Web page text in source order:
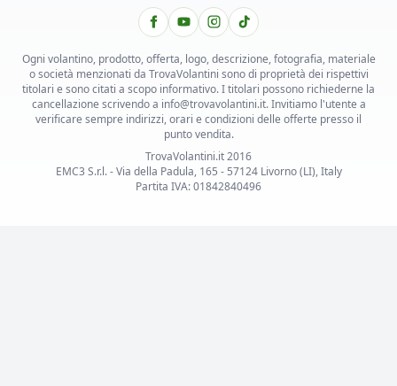
Ogni volantino, prodotto, offerta, logo, descrizione, fotografia, materiale
o società menzionati da TrovaVolantini sono di proprietà dei rispettivi
titolari e sono citati a scopo informativo. I titolari possono richiederne la
cancellazione scrivendo a info@trovavolantini.it. Invitiamo l'utente a
verificare sempre indirizzi, orari e condizioni delle offerte presso il
punto vendita.
TrovaVolantini.it 2016
EMC3 S.r.l. - Via della Padula, 165 - 57124 Livorno (LI), Italy
Partita IVA: 01842840496